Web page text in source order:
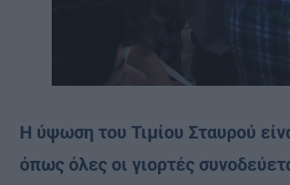
Η ύψωση του Τιμίου Σταυρού
όπως όλες οι γιορτές